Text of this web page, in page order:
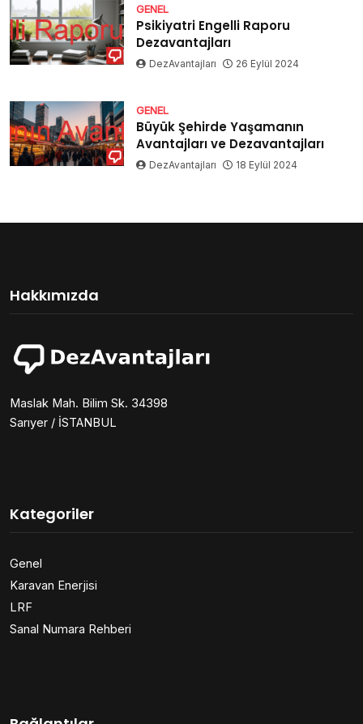
GENEL
Psikiyatri Engelli Raporu
Dezavantajları
DezAvantajları 26 Eylül 2024
GENEL
Büyük Şehirde Yaşamanın
Avantajları ve Dezavantajları
DezAvantajları 18 Eylül 2024
Hakkımızda
Maslak Mah. Bilim Sk. 34398
Sarıyer / İSTANBUL
Kategoriler
Genel
Karavan Enerjisi
LRF
Sanal Numara Rehberi